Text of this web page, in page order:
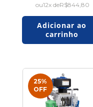
12x deR$844,80
25%
OFF